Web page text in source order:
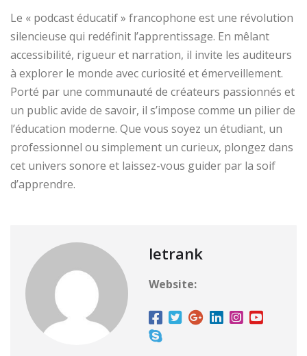
Le « podcast éducatif » francophone est une révolution
silencieuse qui redéfinit l’apprentissage. En mêlant
accessibilité, rigueur et narration, il invite les auditeurs
à explorer le monde avec curiosité et émerveillement.
Porté par une communauté de créateurs passionnés et
un public avide de savoir, il s’impose comme un pilier de
l’éducation moderne. Que vous soyez un étudiant, un
professionnel ou simplement un curieux, plongez dans
cet univers sonore et laissez-vous guider par la soif
d’apprendre.
letrank
Website: